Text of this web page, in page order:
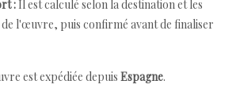
: Il est calculé selon la destination et les
l'œuvre, puis confirmé avant de finaliser
est expédiée depuis Espagne.